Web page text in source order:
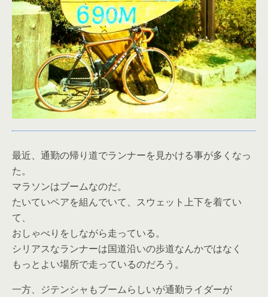
最近、通勤の帰り道でランナーを見かける事が多くなっ
た。
マラソンはブームなのだ。
たいていペアを組んでいて、スウェット上下を着てい
て、
おしゃべりをしながら走っている。
シリアスなランナーは国道沿いの歩道なんかではなく
もっとよい場所で走っているのだろう。
一方、ジテンシャもブームらしいが通勤ライダーが